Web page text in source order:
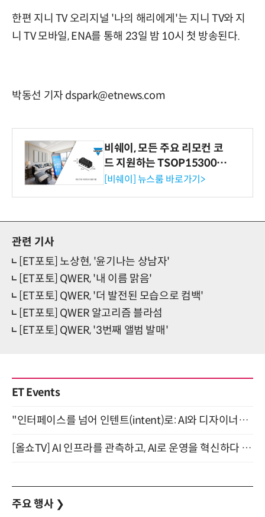
한편 지니 TV 오리지널 '나의 해리에게'는 지니 TV와 지
니 TV 모바일, ENA를 통해 23일 밤 10시 첫 방송된다.
박동선 기자 dspark@etnews.com
비쉐이, 모든 주요 리모컨 코
드 지원하는 TSOP15300 시
리즈 IR 수신기 출시
[비쉐이] 뉴스룸 바로가기>
관련 기사
[ET포토] 노상현, '윤기나는 상남자'
[ET포토] QWER, '내 이름 맑음'
[ET포토] QWER, '더 발전된 모습으로 컴백'
[ET포토] QWER 알고리즘 블라섬
[ET포토] QWER, '3번째 앨범 발매'
ET Events
"인터페이스를 넘어 인텐트(intent)로: AI와 디자이너가 함께 만드는 공존의 UX" 강남역 (9/2)
[올쇼TV] AI 인프라를 관측하고, AI로 운영을 혁신하다 (8월 11일 생방송)
주요 행사 ❯